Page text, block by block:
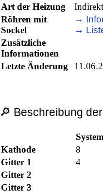
Art der Heizung
Indirekt
Röhren mit
Sockel
→
→
Zusätzliche
Informationen
Letzte Änderung
🔎 Beschreibung
Kathode
8
Gitter 1
4
Gitter 2
Gitter 3